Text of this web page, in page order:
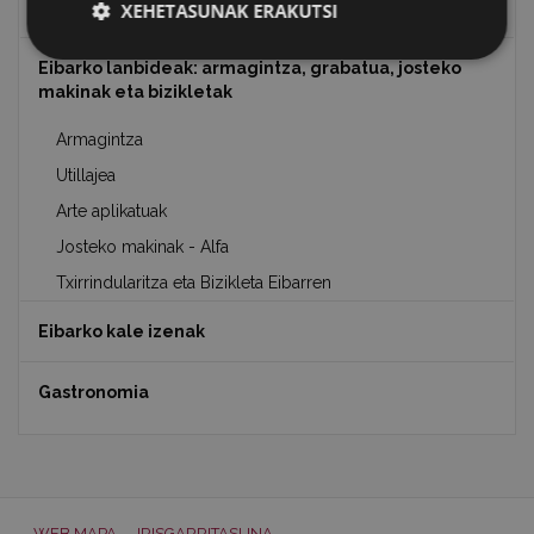
Eibar 1346-2021
Eibarko lanbideak: armagintza, grabatua, josteko
makinak eta bizikletak
Armagintza
Utillajea
Arte aplikatuak
Josteko makinak - Alfa
Txirrindularitza eta Bizikleta Eibarren
Eibarko kale izenak
Gastronomia
XEHETASUNAK ERAKUTSI